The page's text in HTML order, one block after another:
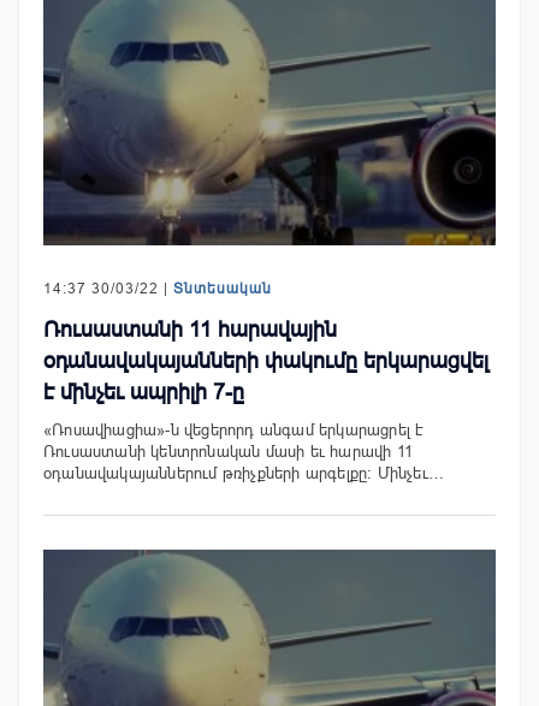
14:37 30/03/22 | Տնտեսական
Ռուսաստանի 11 հարավային
օդանավակայանների փակումը երկարացվել
է մինչեւ ապրիլի 7-ը
«Ռոսավիացիա»-ն վեցերորդ անգամ երկարացրել է
Ռուսաստանի կենտրոնական մասի եւ հարավի 11
օդանավակայաններում թռիչքների արգելքը: Մինչեւ…